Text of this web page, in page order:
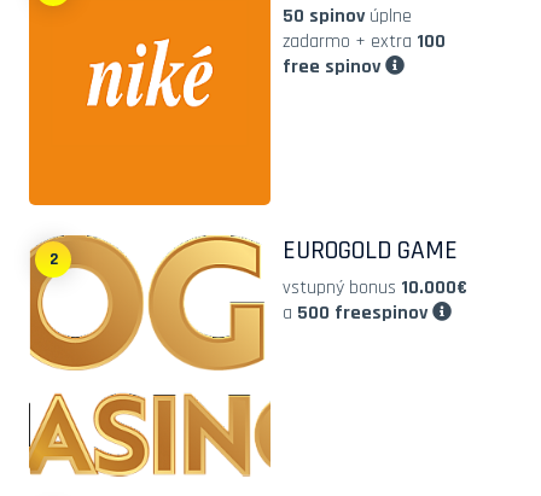
50 spinovúplne
zadarmo + extra 100
free spinov
2 EUROGOLD GAME
vstupný bonus 10.000€
a 500 freespinov